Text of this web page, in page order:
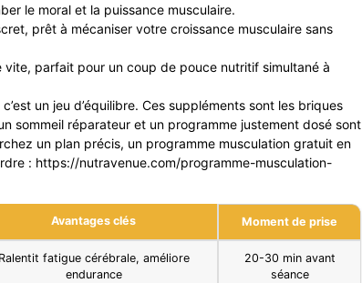
le moral et la puissance musculaire.
prêt à mécaniser votre croissance musculaire sans
vite, parfait pour un coup de pouce nutritif simultané à
un jeu d’équilibre. Ces suppléments sont les briques
sommeil réparateur et un programme justement dosé sont
un plan précis, un programme musculation gratuit en
: https://nutravenue.com/programme-musculation-
Avantages clés Moment de prise
Ralentit fatigue cérébrale, améliore
endurance
20-30 min avant
séance